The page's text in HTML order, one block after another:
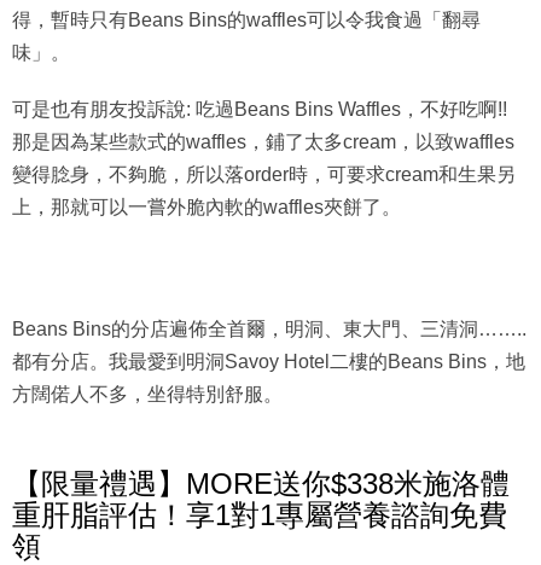
得，暫時只有Beans Bins的waffles可以令我食過「翻尋
味」。
可是也有朋友投訴說: 吃過Beans Bins Waffles，不好吃啊!!
那是因為某些款式的waffles，鋪了太多cream，以致waffles
變得腍身，不夠脆，所以落order時，可要求cream和生果另
上，那就可以一嘗外脆內軟的waffles夾餅了。
Beans Bins的分店遍佈全首爾，明洞、東大門、三清洞……..
都有分店。我最愛到明洞Savoy Hotel二樓的Beans Bins，地
方闊偌人不多，坐得特別舒服。
【限量禮遇】MORE送你$338米施洛體
重肝脂評估！享1對1專屬營養諮詢免費
領